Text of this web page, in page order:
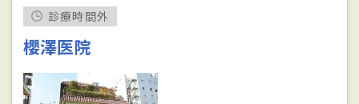
診療時間外
櫻澤医院